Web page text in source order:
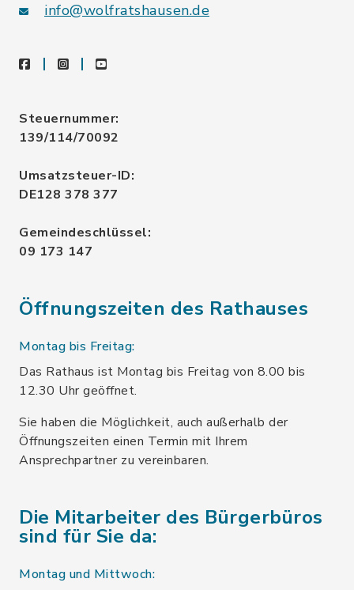
info@wolfratshausen.de
facebookinstagramyoutube
Steuernummer:
139/114/70092
Umsatzsteuer-ID:
DE128 378 377
Gemeindeschlüssel:
09 173 147
Öffnungszeiten des Rathauses
Montag bis Freitag:
Das Rathaus ist Montag bis Freitag von 8.00 bis
12.30 Uhr geöffnet.
Sie haben die Möglichkeit, auch außerhalb der
Öffnungszeiten einen Termin mit Ihrem
Ansprechpartner zu vereinbaren.
Die Mitarbeiter des Bürgerbüros
sind für Sie da:
Montag und Mittwoch: